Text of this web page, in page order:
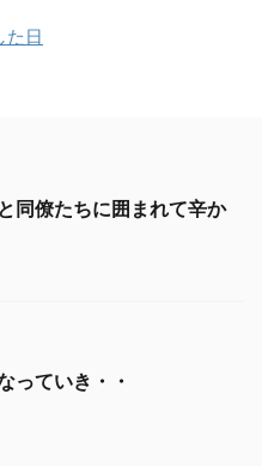
た日
同僚たちに囲まれて辛か
っていき・・